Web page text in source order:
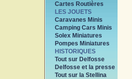
Cartes Routières
LES JOUETS
Caravanes Minis
Camping Cars Minis
Solex Miniatures
Pompes Miniatures
HISTORIQUES
Tout sur Delfosse
Delfosse et la presse
Tout sur la Stellina